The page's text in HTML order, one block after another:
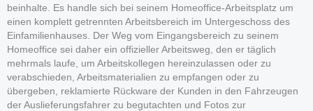
beinhalte. Es handle sich bei seinem Homeoffice-Arbeitsplatz um
einen komplett getrennten Arbeitsbereich im Untergeschoss des
Einfamilienhauses. Der Weg vom Eingangsbereich zu seinem
Homeoffice sei daher ein offizieller Arbeitsweg, den er täglich
mehrmals laufe, um Arbeitskollegen hereinzulassen oder zu
verabschieden, Arbeitsmaterialien zu empfangen oder zu
übergeben, reklamierte Rückware der Kunden in den Fahrzeugen
der Auslieferungsfahrer zu begutachten und Fotos zur